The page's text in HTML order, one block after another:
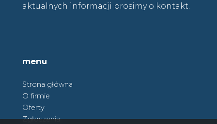
aktualnych informacji prosimy o kontakt.
menu
Strona główna
O firmie
Oferty
Zgłoszenia